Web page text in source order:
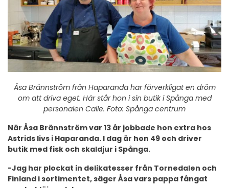
Åsa Brännström från Haparanda har förverkligat en dröm
om att driva eget. Här står hon i sin butik i Spånga med
personalen Calle. Foto: Spånga centrum
När Åsa Brännström var 13 år jobbade hon extra hos
Astrids livs i Haparanda. I dag är hon 49 och driver
butik med fisk och skaldjur i Spånga.
-Jag har plockat in delikatesser från Tornedalen och
Finland i sortimentet, säger Åsa vars pappa fångat